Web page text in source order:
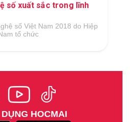
số xuất sắc trong lĩnh
số Việt Nam 2018 do Hiệp
tổ chức
HOCMAI